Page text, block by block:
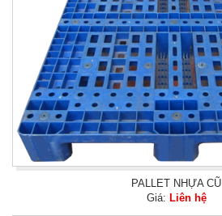
Trọng lượng nhẹ, giá thành rẻ, rất phù hợp cho việc xuất
khẩu 1 chiều, kích thước nhỏ gọn, thuận tiện cho việc di
chuyển.
ĐĂNG THỊNH PHÁT chuyên cung cấp hàng phụ trợ
công nghiệp: Pallet nhựa mới, Pallet nhựa cũ, Pallet gỗ,
Lồng sắt, Tấm lót sàn, Sọt chứa hàng...
PALLET NHỰA CŨ
Giá: Liên hệ